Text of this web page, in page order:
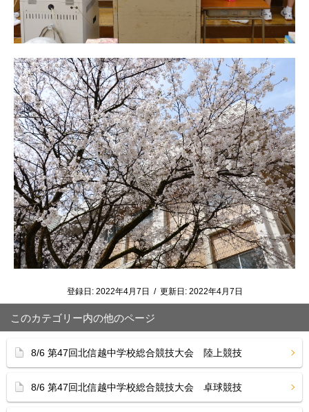
登録日: 2022年4月7日 / 更新日: 2022年4月7日
このカテゴリー内の他のページ
8/6 第47回北信越中学校総合競技大会 陸上競技
8/6 第47回北信越中学校総合競技大会 卓球競技